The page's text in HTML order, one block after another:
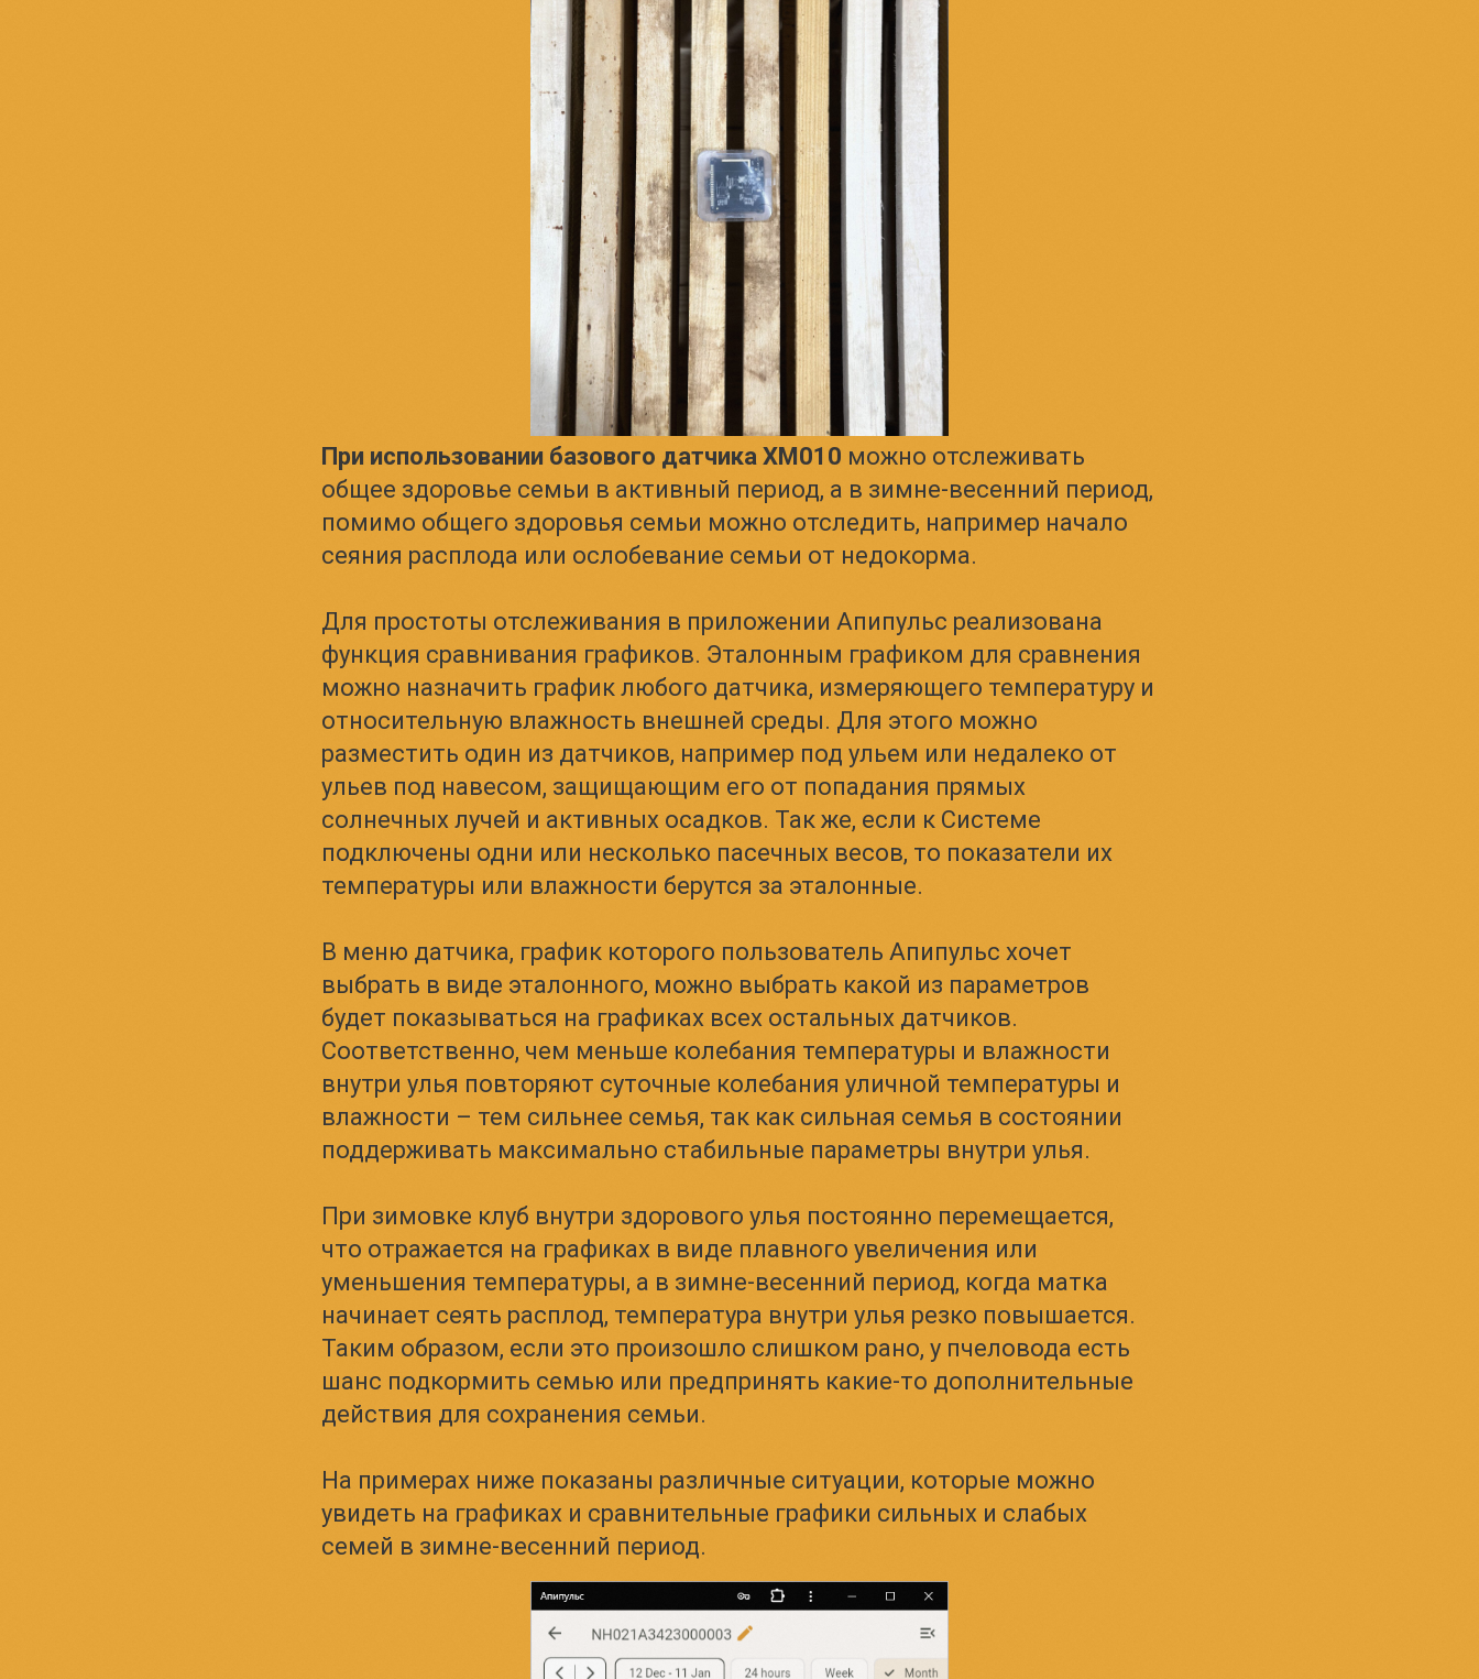
При использовании базового датчика XM010 можно отслеживать
общее здоровье семьи в активный период, а в зимне-весенний период,
помимо общего здоровья семьи можно отследить, например начало
сеяния расплода или ослобевание семьи от недокорма.
Для простоты отслеживания в приложении Апипульс реализована
функция сравнивания графиков. Эталонным графиком для сравнения
можно назначить график любого датчика, измеряющего температуру и
относительную влажность внешней среды. Для этого можно
разместить один из датчиков, например под ульем или недалеко от
ульев под навесом, защищающим его от попадания прямых
солнечных лучей и активных осадков. Так же, если к Системе
подключены одни или несколько пасечных весов, то показатели их
температуры или влажности берутся за эталонные.
В меню датчика, график которого пользователь Апипульс хочет
выбрать в виде эталонного, можно выбрать какой из параметров
будет показываться на графиках всех остальных датчиков.
Соответственно, чем меньше колебания температуры и влажности
внутри улья повторяют суточные колебания уличной температуры и
влажности – тем сильнее семья, так как сильная семья в состоянии
поддерживать максимально стабильные параметры внутри улья.
При зимовке клуб внутри здорового улья постоянно перемещается,
что отражается на графиках в виде плавного увеличения или
уменьшения температуры, а в зимне-весенний период, когда матка
начинает сеять расплод, температура внутри улья резко повышается.
Таким образом, если это произошло слишком рано, у пчеловода есть
шанс подкормить семью или предпринять какие-то дополнительные
действия для сохранения семьи.
На примерах ниже показаны различные ситуации, которые можно
увидеть на графиках и сравнительные графики сильных и слабых
семей в зимне-весенний период.